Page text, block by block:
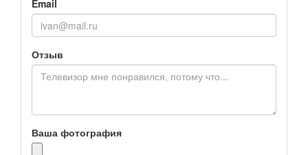
Email
Отзыв
Ваша фотография